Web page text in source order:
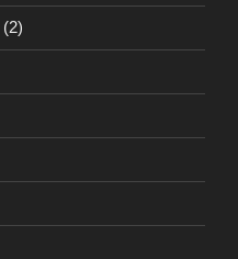
(2)